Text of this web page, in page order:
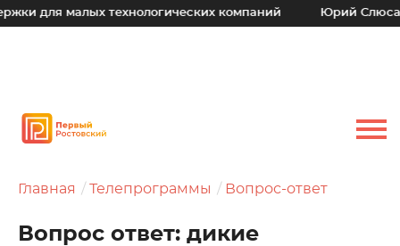
технологических компаний Юрий Слюсарь: Наш
Главная Телепрограммы Вопрос-ответ
Вопрос ответ: дикие